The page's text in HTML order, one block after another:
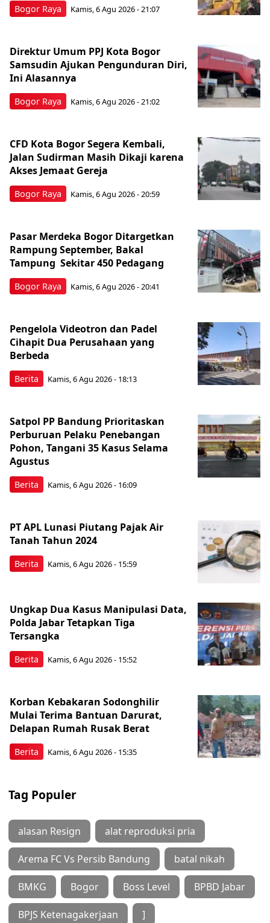
Bogor Raya Kamis, 6 Agu 2026 - 21:07
Bogor Raya
Direktur Umum PPJ Kota Bogor
Samsudin Ajukan Pengunduran Diri,
Ini Alasannya
Kamis, 6 Agu 2026 - 21:02
Bogor Raya
CFD Kota Bogor Segera Kembali,
Jalan Sudirman Masih Dikaji karena
Akses Jemaat Gereja
Kamis, 6 Agu 2026 - 20:59
Bogor Raya
Pasar Merdeka Bogor Ditargetkan
Rampung September, Bakal
Tampung Sekitar 450 Pedagang
Kamis, 6 Agu 2026 - 20:41
Berita
Pengelola Videotron dan Padel
Cihapit Dua Perusahaan yang
Berbeda
Kamis, 6 Agu 2026 - 18:13
Berita
Satpol PP Bandung Prioritaskan
Perburuan Pelaku Penebangan
Pohon, Tangani 35 Kasus Selama
Agustus
Kamis, 6 Agu 2026 - 16:09
Berita
PT APL Lunasi Piutang Pajak Air
Tanah Tahun 2024
Kamis, 6 Agu 2026 - 15:59
Berita
Ungkap Dua Kasus Manipulasi Data,
Polda Jabar Tetapkan Tiga
Tersangka
Kamis, 6 Agu 2026 - 15:52
Berita
Korban Kebakaran Sodonghilir
Mulai Terima Bantuan Darurat,
Delapan Rumah Rusak Berat
Kamis, 6 Agu 2026 - 15:35
Tag Populer
alasan Resign alat reproduksi pria
Arema FC Vs Persib Bandung batal nikah
BMKG Bogor Boss Level BPBD Jabar
BPJS Ketenagakerjaan ]